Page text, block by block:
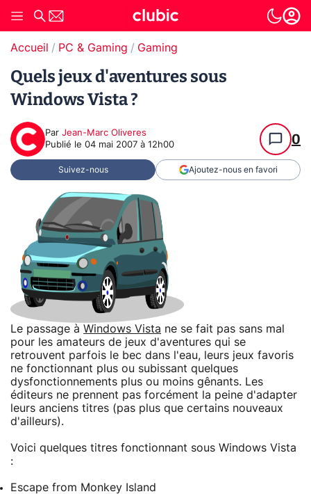
Accueil PC & Gaming Gaming
Quels jeux d'aventures sous
Windows Vista ?
Par Jean-Marc Oliveres
Publié le 04 mai 2007 à 12h00 0
Suivez-nous Ajoutez-nous en favori
Le passage à Windows Vista ne se fait pas sans mal
pour les amateurs de jeux d'aventures qui se
retrouvent parfois le bec dans l'eau, leurs jeux favoris
ne fonctionnant plus ou subissant quelques
dysfonctionnements plus ou moins gênants. Les
éditeurs ne prennent pas forcément la peine d'adapter
leurs anciens titres (pas plus que certains nouveaux
d'ailleurs).
Voici quelques titres fonctionnant sous Windows Vista
:
Escape from Monkey Island